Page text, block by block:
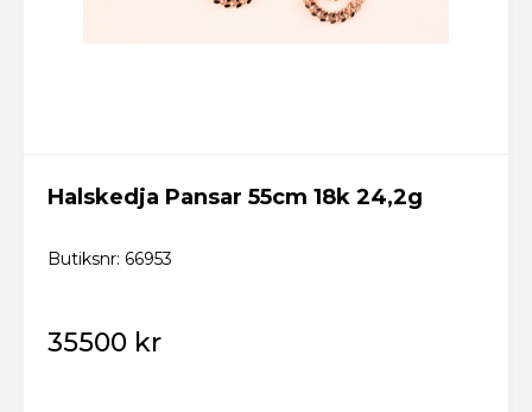
Halskedja Pansar 55cm 18k 24,2g
Butiksnr: 66953
35500 kr